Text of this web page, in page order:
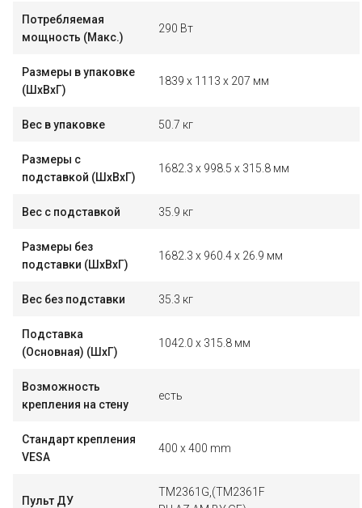
Потребляемая
мощность (Макс.)
290 Вт
Размеры в упаковке
(ШxВxГ)
1839 x 1113 x 207 мм
Вес в упаковке 50.7 кг
Размеры с
подставкой (ШxВxГ)
1682.3 x 998.5 x 315.8 мм
Вес с подставкой 35.9 кг
Размеры без
подставки (ШxВxГ)
1682.3 x 960.4 x 26.9 мм
Вес без подставки 35.3 кг
Подставка
(Основная) (ШxГ)
1042.0 x 315.8 мм
Возможность
крепления на стену
есть
Стандарт крепления
VESA
400 x 400 mm
Пульт ДУ
TM2361G,(TM2361F